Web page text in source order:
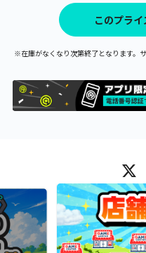
このプラ
※在庫がなくなり次第終了となります。